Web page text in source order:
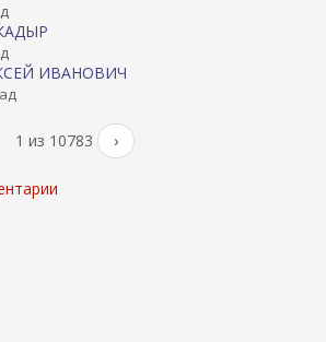
ИВАНОВИЧ
1 из 10783 ›